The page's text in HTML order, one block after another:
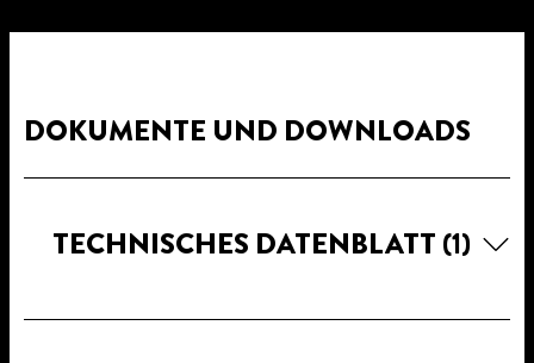
DOKUMENTE UND DOWNLOADS
TECHNISCHES DATENBLATT (1)